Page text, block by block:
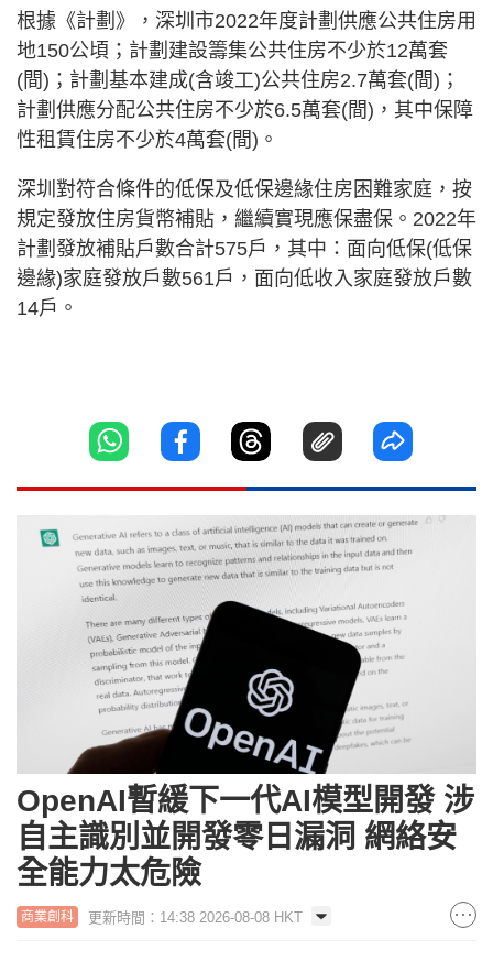
根據《計劃》，深圳市2022年度計劃供應公共住房用
地150公頃；計劃建設籌集公共住房不少於12萬套
(間)；計劃基本建成(含竣工)公共住房2.7萬套(間)；
計劃供應分配公共住房不少於6.5萬套(間)，其中保障
性租賃住房不少於4萬套(間)。
深圳對符合條件的低保及低保邊緣住房困難家庭，按
規定發放住房貨幣補貼，繼續實現應保盡保。2022年
計劃發放補貼戶數合計575戶，其中：面向低保(低保
邊緣)家庭發放戶數561戶，面向低收入家庭發放戶數
14戶。
OpenAI暫緩下一代AI模型開發 涉
自主識別並開發零日漏洞 網絡安
全能力太危險
商業創科 更新時間：14:38 2026-08-08 HKT